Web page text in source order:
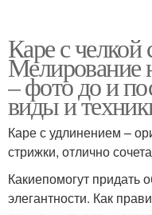
Каре с
Мелирование
– фото до и
виды и
Каре с удлинением –
стрижки, отлично
Какиепомогут придать
элегантности. Как